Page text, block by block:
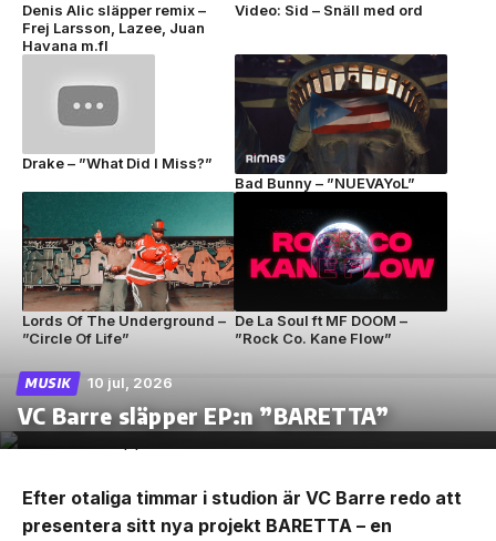
Denis Alic släpper remix –
Frej Larsson, Lazee, Juan
Havana m.fl
Video: Sid – Snäll med ord
Drake – ”What Did I Miss?”
Bad Bunny – ”NUEVAYoL”
Lords Of The Underground –
”Circle Of Life”
De La Soul ft MF DOOM –
”Rock Co. Kane Flow”
MUSIK 10 jul, 2026
VC Barre släpper EP:n ”BARETTA”
Efter otaliga timmar i studion är VC Barre redo att
presentera sitt nya projekt BARETTA – en